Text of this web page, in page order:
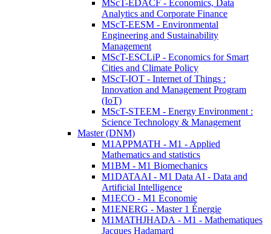
MScT-EDACF - Economics, Data
Analytics and Corporate Finance
MScT-EESM - Environmental
Engineering and Sustainability
Management
MScT-ESCLiP - Economics for Smart
Cities and Climate Policy
MScT-IOT - Internet of Things :
Innovation and Management Program
(IoT)
MScT-STEEM - Energy Environment :
Science Technology & Management
Master (DNM)
M1APPMATH - M1 - Applied
Mathematics and statistics
M1BM - M1 Biomechanics
M1DATAAI - M1 Data AI - Data and
Artificial Intelligence
M1ECO - M1 Economie
M1ENERG - Master 1 Énergie
M1MATHJHADA - M1 - Mathematiques
Jacques Hadamard